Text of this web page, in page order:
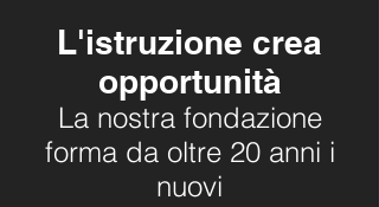
L'istruzione crea
opportunità
La nostra fondazione
forma da oltre 20 anni i
nuovi